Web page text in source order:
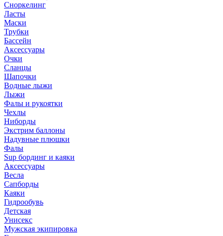
Сноркелинг
Ласты
Маски
Трубки
Бассейн
Аксессуары
Очки
Сланцы
Шапочки
Водные лыжи
Лыжи
Фалы и рукоятки
Чехлы
Ниборды
Экстрим баллоны
Надувные плюшки
Фалы
Sup бординг и каяки
Аксессуары
Весла
Сапборды
Каяки
Гидрообувь
Детская
Унисекс
Мужская экипировка